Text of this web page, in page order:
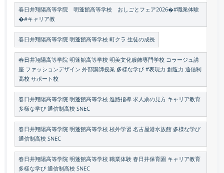
春日井翔陽高等学院 明蓬館高等学校 おしごとフェア2026�#職業体験
�#キャリア教
春日井翔陽高等学院 明蓬館高等学校 町クラ 生徒の成長
春日井翔陽高等学院 明蓬館高等学校 明美文化服飾専門学校 コラージュ講
座 ファッションデザイン 外部講師授業 多様な学び #表現力 創造力 通信制
高校 サポート校
春日井翔陽高等学院 明蓬館高等学校 進路指導 求人票の見方 キャリア教育
多様な学び 通信制高校 SNEC
春日井翔陽高等学院 明蓬館高等学校 校外学習 名古屋港水族館 多様な学び
通信制高校 SNEC
春日井翔陽高等学院 明蓬館高等学校 職業体験 春日井保育園 キャリア教育
多様な学び 通信制高校 SNEC